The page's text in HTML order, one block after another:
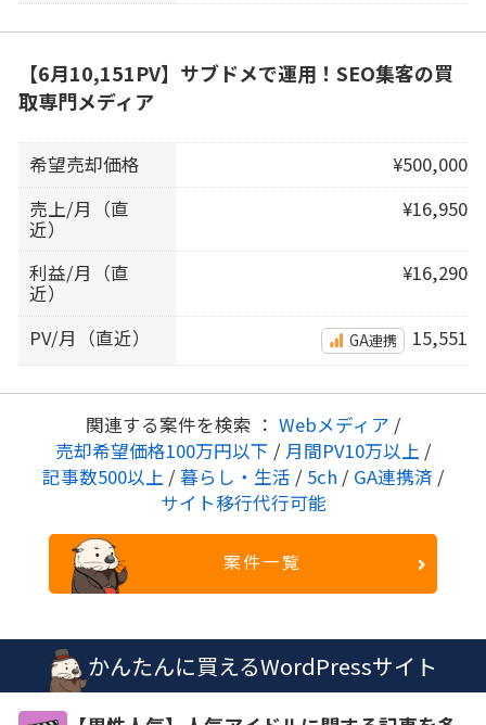
【6月10,151PV】サブドメで運用！SEO集客の買
取専門メディア
希望売却価格
¥500,000
売上/月（直
近）
¥16,950
利益/月（直
近）
¥16,290
PV/月（直近） GA連携 15,551
関連する案件を検索 ： Webメディア /
売却希望価格100万円以下 / 月間PV10万以上 /
記事数500以上 / 暮らし・生活 / 5ch / GA連携済 /
サイト移行代行可能
案件一覧
かんたんに買えるWordPressサイト